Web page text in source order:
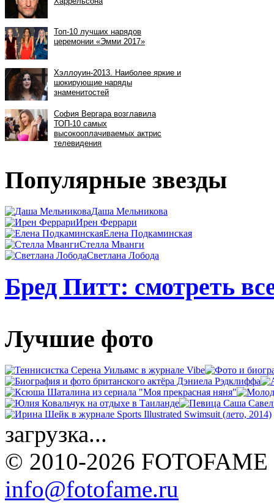
Популярные звезды
Даша Мельникова
Ирен Феррари
Елена Подкаминская
Стелла Мванги
Светлана Лобода
Бред Питт: смотреть
Лучшие фото
загрузка...
© 2010-2026 FOTOFAME
info@fotofame.ru